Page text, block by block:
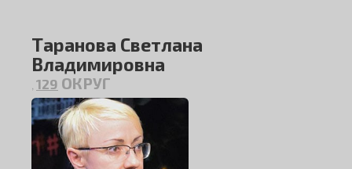
Таранова Светлана
Владимировна
129 ОКРУГ